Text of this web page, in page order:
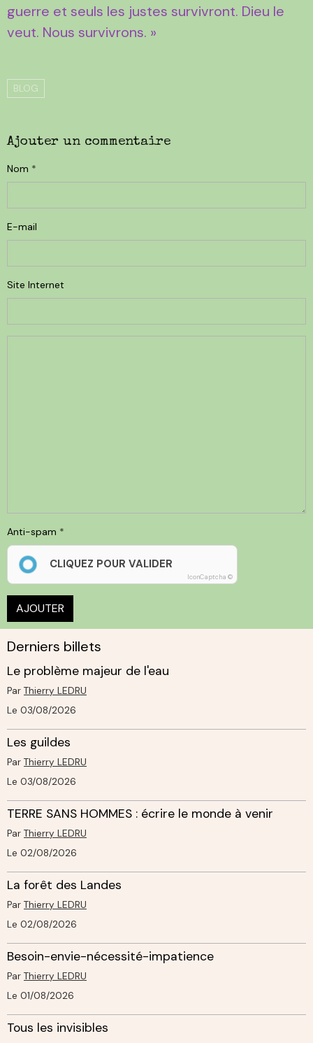
guerre et seuls les justes survivront. Dieu le
veut. Nous survivrons. »
BLOG
Ajouter un commentaire
Nom
E-mail
Site Internet
Anti-spam
CLIQUEZ POUR VALIDER
IconCaptcha ©
AJOUTER
Derniers billets
Le problème majeur de l'eau
Par Thierry LEDRU
Le 03/08/2026
Les guildes
Par Thierry LEDRU
Le 03/08/2026
TERRE SANS HOMMES : écrire le monde à venir
Par Thierry LEDRU
Le 02/08/2026
La forêt des Landes
Par Thierry LEDRU
Le 02/08/2026
Besoin-envie-nécessité-impatience
Par Thierry LEDRU
Le 01/08/2026
Tous les invisibles